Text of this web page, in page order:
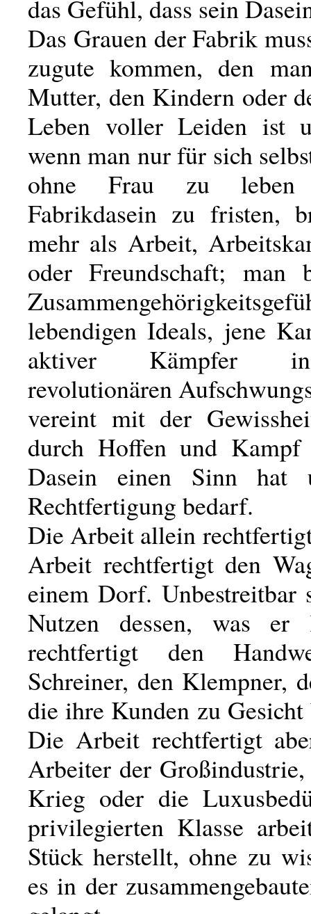
das Gefühl, dass sein
Das Grauen der Fabrik
zugute kommen, den
Mutter, den Kindern oder
Leben voller Leiden ist
wenn man nur für sich
ohne Frau zu
Fabrikdasein zu fristen,
mehr als Arbeit,
oder Freundschaft; man
lebendigen Ideals, jene
aktiver Kämpfer
revolutionären
vereint mit der
durch Hoffen und Kampf
Dasein einen Sinn hat
Rechtfertigung bedarf.
Die Arbeit allein
Arbeit rechtfertigt den
einem Dorf. Unbestreitbar
Nutzen dessen, was er
rechtfertigt den
Schreiner, den Klempner,
die ihre Kunden zu Gesicht
Die Arbeit rechtfertigt
Arbeiter der
Krieg oder die
privilegierten Klasse
Stück herstellt, ohne zu
es in der